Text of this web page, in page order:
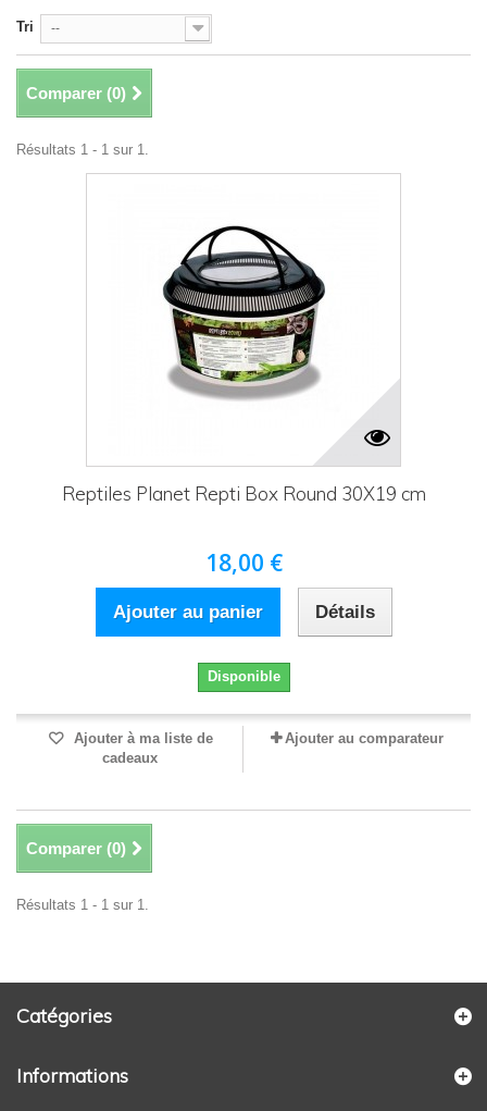
Tri --
Comparer (0)
Résultats 1 - 1 sur 1.
Reptiles Planet Repti Box Round 30X19 cm
18,00 €
Ajouter au panier Détails
Disponible
Ajouter à ma liste de
cadeaux
Ajouter au comparateur
Comparer (0)
Résultats 1 - 1 sur 1.
Catégories
Informations